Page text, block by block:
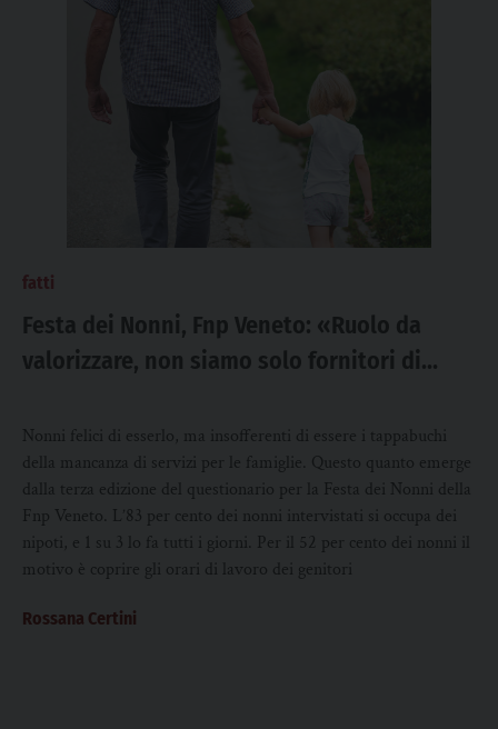
fatti
Festa dei Nonni, Fnp Veneto: «Ruolo da
valorizzare, non siamo solo fornitori di
Nonni felici di esserlo, ma insofferenti di essere i tappabuchi
della mancanza di servizi per le famiglie. Questo quanto emerge
dalla terza edizione del questionario per la Festa dei Nonni della
Fnp Veneto. L’83 per cento dei nonni intervistati si occupa dei
nipoti, e 1 su 3 lo fa tutti i giorni. Per il 52 per cento dei nonni il
motivo è coprire gli orari di lavoro dei genitori
Rossana Certini